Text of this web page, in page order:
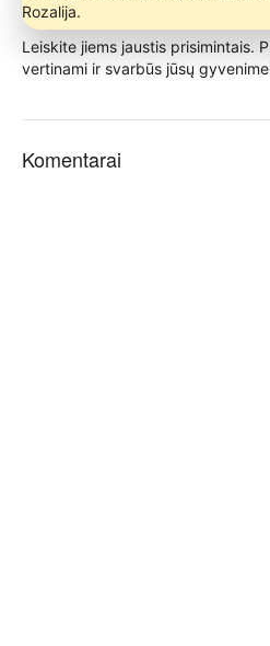
Rozalija.
Leiskite jiems jaustis prisimintais.
vertinami ir svarbūs jūsų
Komentarai